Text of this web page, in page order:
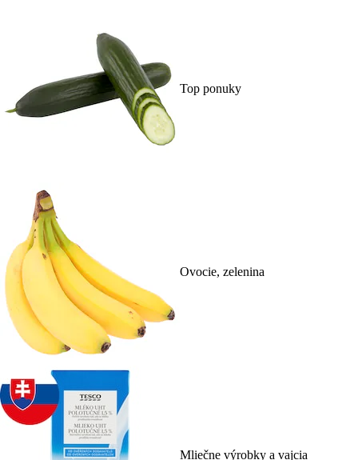
Top ponuky
Ovocie, zelenina
Mliečne výrobky a vajcia